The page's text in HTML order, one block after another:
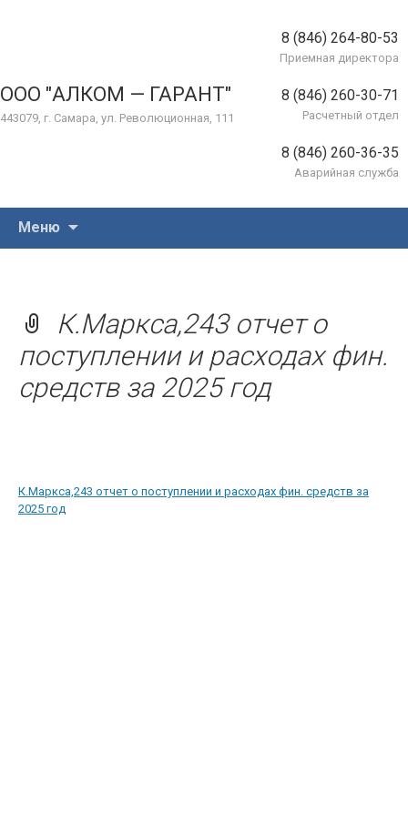
ООО "АЛКОМ — ГАРАНТ"
443079, г. Самара, ул. Революционная, 111
8 (846) 264-80-53
Приемная директора
8 (846) 260-30-71
Расчетный отдел
8 (846) 260-36-35
Аварийная служба
Меню
К.Маркса,243 отчет о
поступлении и расходах фин.
средств за 2025 год
К.Маркса,243 отчет о поступлении и расходах фин. средств за
2025 год